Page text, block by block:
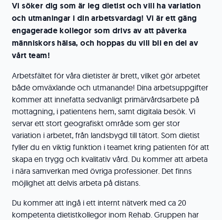
Vi söker dig som är leg dietist och vill ha variation
och utmaningar i din arbetsvardag! Vi är ett gäng
engagerade kollegor som drivs av att påverka
människors hälsa, och hoppas du vill bli en del av
vårt team!
Arbetsfältet för våra dietister är brett, vilket gör arbetet
både omväxlande och utmanande! Dina arbetsuppgifter
kommer att innefatta sedvanligt primärvårdsarbete på
mottagning, i patientens hem, samt digitala besök. Vi
servar ett stort geografiskt område som ger stor
variation i arbetet, från landsbygd till tätort. Som dietist
fyller du en viktig funktion i teamet kring patienten för att
skapa en trygg och kvalitativ vård. Du kommer att arbeta
i nära samverkan med övriga professioner. Det finns
möjlighet att delvis arbeta på distans.
Du kommer att ingå i ett internt nätverk med ca 20
kompetenta dietistkollegor inom Rehab. Gruppen har